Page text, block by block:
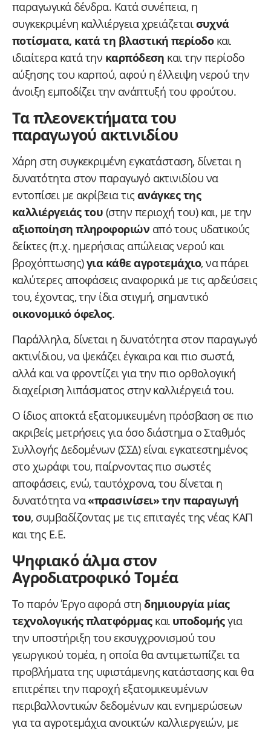
παραγωγικά δένδρα. Κατά συνέπεια, η
συγκεκριμένη καλλιέργεια χρειάζεταισυχνά
ποτίσματα, κατά τη βλαστική περίοδοκαι
ιδιαίτερα κατά την καρπόδεση και την περίοδο
αύξησης του καρπού, αφού η έλλειψη νερού την
άνοιξη εμποδίζει την ανάπτυξή του φρούτου.
Τα πλεονεκτήματα του
παραγωγού ακτινιδίου
Χάρη στη συγκεκριμένη εγκατάσταση, δίνεται η
δυνατότητα στον παραγωγό ακτινιδίου να
εντοπίσει με ακρίβεια τις ανάγκες της
καλλιέργειάς του (στην περιοχή του) και, με την
αξιοποίηση πληροφοριών από τους υδατικούς
δείκτες (π.χ. ημερήσιας απώλειας νερού και
βροχόπτωσης)για κάθε αγροτεμάχιο, να πάρει
καλύτερες αποφάσεις αναφορικά με τις αρδεύσεις
του, έχοντας, την ίδια στιγμή, σημαντικό
οικονομικό όφελος.
Παράλληλα, δίνεται η δυνατότητα στον παραγωγό
ακτινίδιου, να ψεκάζει έγκαιρα και πιο σωστά,
αλλά και να φροντίζει για την πιο ορθολογική
διαχείριση λιπάσματος στην καλλιέργειά του.
Ο ίδιος αποκτά εξατομικευμένη πρόσβαση σε πιο
ακριβείς μετρήσεις για όσο διάστημα ο Σταθμός
Συλλογής Δεδομένων (ΣΣΔ) είναι εγκατεστημένος
στο χωράφι του, παίρνοντας πιο σωστές
αποφάσεις, ενώ, ταυτόχρονα, του δίνεται η
δυνατότητα να«πρασινίσει» την παραγωγή
του, συμβαδίζοντας με τις επιταγές της νέας ΚΑΠ
και της Ε.Ε.
Ψηφιακό άλμα στον
Αγροδιατροφικό Τομέα
Το παρόν Έργο αφορά στηδημιουργία μίας
τεχνολογικής πλατφόρμαςκαι υποδομήςγια
την υποστήριξη του εκσυγχρονισμού του
γεωργικού τομέα, η οποία θα αντιμετωπίζει τα
προβλήματα της υφιστάμενης κατάστασης και θα
επιτρέπει την παροχή εξατομικευμένων
περιβαλλοντικών δεδομένων και ενημερώσεων
για τα αγροτεμάχια ανοικτών καλλιεργειών, με